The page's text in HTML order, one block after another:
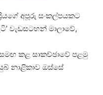
අපූරු සංකල්පයකට
වැඩසටහන් මාලාවේ,
සමඟ කළ සාකච්ඡාවේ පළමු
නාළිකාව ඔස්සේ